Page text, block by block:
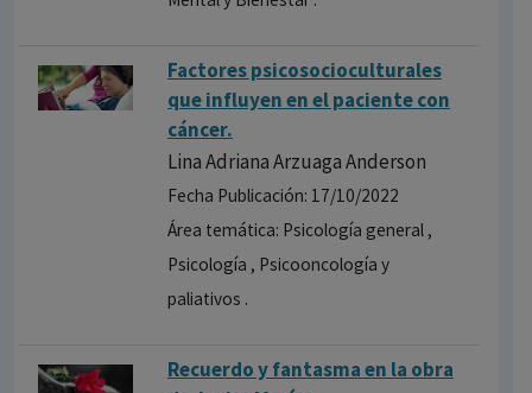
Factores psicosocioculturales
que influyen en el paciente con
cáncer.
Lina Adriana Arzuaga Anderson
Fecha Publicación: 17/10/2022
Área temática: Psicología general ,
Psicología , Psicooncología y
paliativos .
Recuerdo y fantasma en la obra